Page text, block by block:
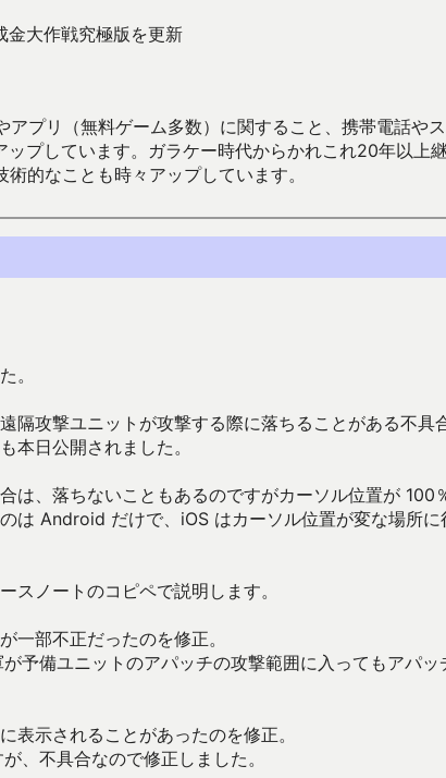
金大作戦究極版を更新
プリ（無料ゲーム多数）に関すること、携帯電話
ップしています。ガラケー時代からかれこれ20年以
的なことも時々アップしています。
。
隔攻撃ユニットが攻撃する際に落ちることがある不具
本日公開されました。
は、落ちないこともあるのですがカーソル位置が 100
は Android だけで、iOS はカーソル位置が変な場所
スノートのコピペで説明します。
一部不正だったのを修正。
予備ユニットのアパッチの攻撃範囲に入ってもアパ
表示されることがあったのを修正。
、不具合なので修正しました。